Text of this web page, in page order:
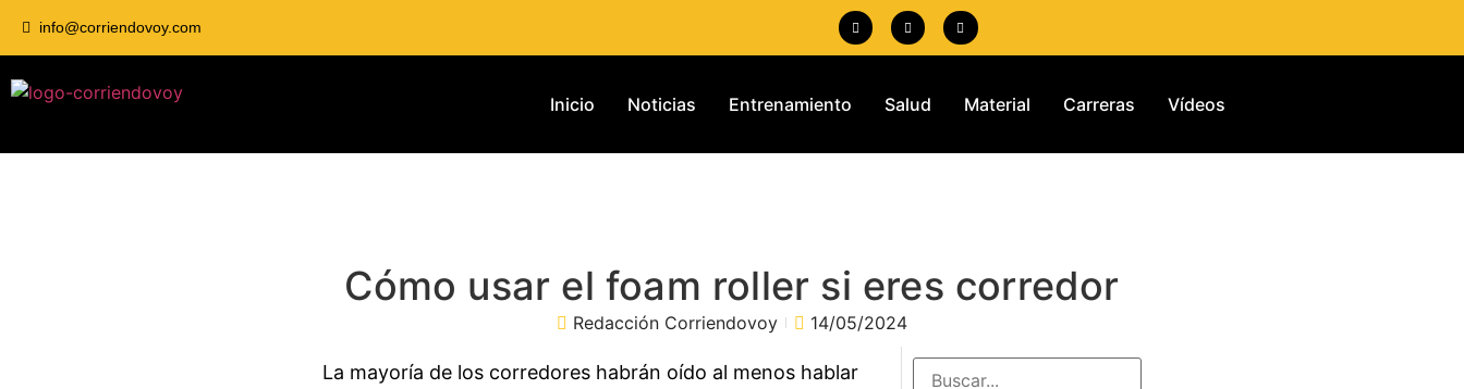
info@corriendovoy.com
Inicio Noticias Entrenamiento Salud Material Carreras Vídeos
Cómo usar el foam roller si eres corredor
Redacción Corriendovoy 14/05/2024
La mayoría de los corredores habrán oído al menos hablar